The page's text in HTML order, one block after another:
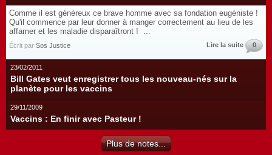
Comme il est généreux ce brave homme avec sa fondation eugéniste !
Qu'il commence par leur donner à manger correctement au lieu de les
affamer et les maladie disparaîtront ! ...
Écrit par Sos Justice Lire la suite 0
23/02/2011
Bill Gates veut enregistrer tous les nouveau-nés sur la
planète pour les vaccins
29/11/2009
Vaccins : En finir avec Pasteur !
Plus de notes...